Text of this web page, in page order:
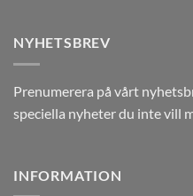
NYHETSBREV
Prenumerera på vårt
speciella nyheter du inte vill
INFORMATION